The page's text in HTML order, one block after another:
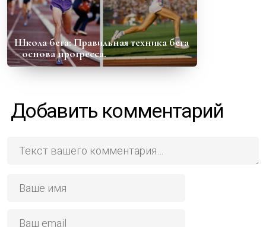
Школа бега: Правильная техника бега
– основа прогресса.
Добавить комментарий